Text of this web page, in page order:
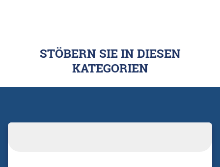
STÖBERN SIE IN DIESEN
KATEGORIEN